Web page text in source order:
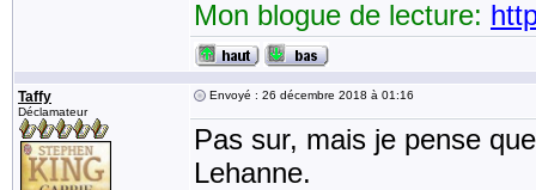
Mon blogue de lecture:
Taffy
Déclamateur
Envoyé : 26 décembre 2018 à 01:16
Pas sur, mais je pense
Lehanne.